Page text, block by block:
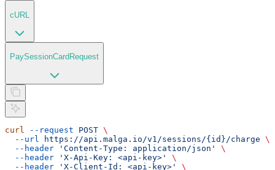
cURL
PaySessionCardRequest
curl --request POST \
  --url
https://api.malga.io/v1/sessions/{id}/charge \
  --header
'Content-Type: application/json'
\
  --header
'X-Api-Key: <api-key>'
\
  --header
'X-Client-Id: <api-key>'
\